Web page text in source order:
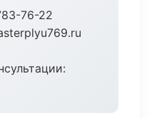
76-22